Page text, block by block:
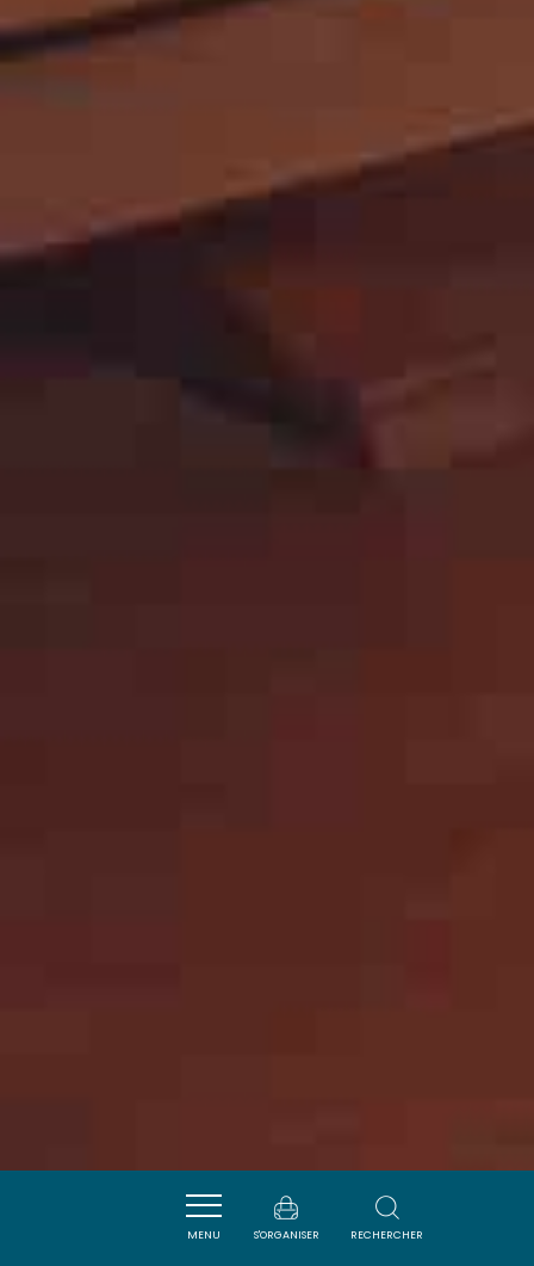
MENU S'ORGANISER RECHERCHER